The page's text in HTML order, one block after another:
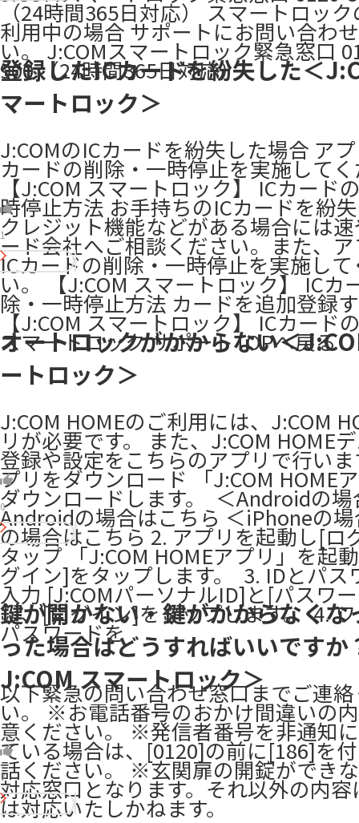
（24時間365日対応） スマートロッ
利用中の場合 サポートにお問い合わ
い。 J:COMスマートロック緊急窓口
900 （24時間365日対応）
登録したICカードを紛失した＜
マートロック＞
J:COMのICカードを紛失した場合 ア
カードの削除・一時停止を実施して
【J:COM スマートロック】 ICカード
時停止方法 お手持ちのICカードを紛
クレジット機能などがある場合には
ード会社へご相談ください。また、
ICカードの削除・一時停止を実施し
い。 【J:COM スマートロック】 ICカ
除・一時停止方法 カードを追加登録
【J:COM スマートロック】 ICカード
スマートロック サポートTOPへ戻る
1
オートロックがかからない＜
ートロック＞
J:COM HOMEのご利用には、J:COM
リが必要です。 また、J:COM HOME
登録や設定をこちらのアプリで行いま
プリをダウンロード 「J:COM HOME
ダウンロードします。 ​ ＜Androidの
Androidの場合はこちら ＜iPhoneの場
の場合はこちら 2. アプリを起動し[ロ
タップ 「J:COM HOMEアプリ」を起
グイン]をタップします。 ​ 3. IDとパス
入力 [J:COMパーソナルID]と[パスワ
し、[ログイン]をタップします。 ​ 4.
パスワードを
0
鍵が開かない・鍵がかからなくな
った場合はどうすればいいですか
J:COM スマートロック＞
以下緊急の問い合わせ窓口までご連
い。 ※お電話番号のおかけ間違いの
意ください。 ※発信者番号を非通知
ている場合は、[0120]の前に[186]を
話ください。 ※玄関扉の開錠ができ
対応窓口となります。それ以外の内
は対応いたしかねます。
7